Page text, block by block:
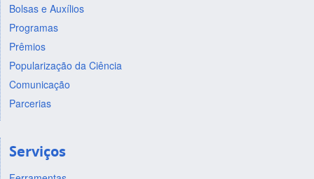
Bolsas e Auxílios
Programas
Prêmios
Popularização da Ciência
Comunicação
Parcerias
Serviços